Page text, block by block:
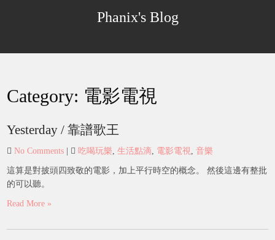
Phanix's Blog
Category: 電影電視
Yesterday / 靠譜歌王
No Comments 吃喝玩樂,生活點滴, 電影電視,音樂
這算是對披頭四致敬的電影，加上平行時空的概念。 然後這邊有整批
的可以聽。
Read More »